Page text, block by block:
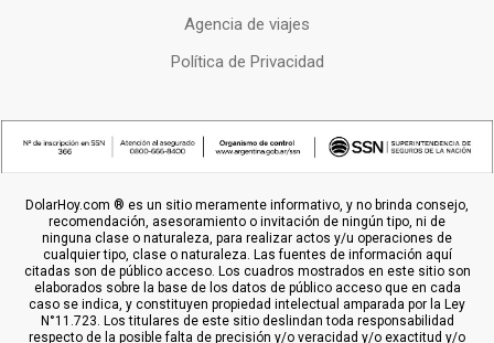
Agencia de viajes
Política de Privacidad
DolarHoy.com ® es un sitio meramente informativo, y no brinda consejo,
recomendación, asesoramiento o invitación de ningún tipo, ni de
ninguna clase o naturaleza, para realizar actos y/u operaciones de
cualquier tipo, clase o naturaleza. Las fuentes de información aquí
citadas son de público acceso. Los cuadros mostrados en este sitio son
elaborados sobre la base de los datos de público acceso que en cada
caso se indica, y constituyen propiedad intelectual amparada por la Ley
N°11.723. Los titulares de este sitio deslindan toda responsabilidad
respecto de la posible falta de precisión y/o veracidad y/o exactitud y/o